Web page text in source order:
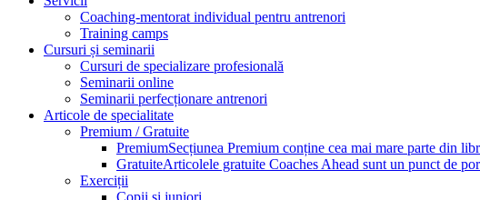
Coaching-mentorat individual pentru antrenori
Training camps
Cursuri și seminarii
Cursuri de specializare profesională
Seminarii online
Seminarii perfecționare antrenori
Articole de specialitate
Premium / Gratuite
PremiumSecțiunea Premium conține cea mai mare parte din
GratuiteArticolele gratuite Coaches Ahead sunt un punct de
Exerciții
Copii și juniori